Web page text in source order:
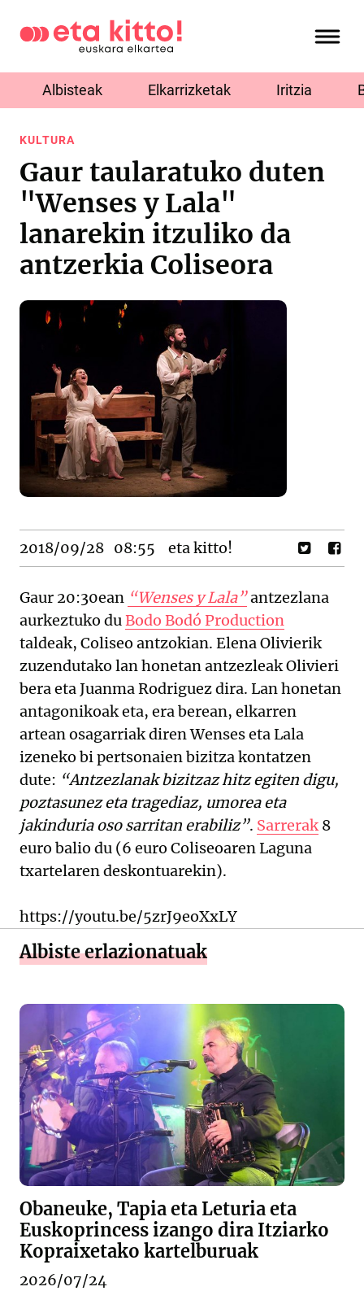
Albisteak Elkarrizketak Iritzia
KULTURA
Gaur taularatuko duten
"Wenses y Lala"
lanarekin itzuliko da
antzerkia Coliseora
2018/09/28 08:55 eta kitto!
Gaur 20:30ean “Wenses y Lala”antzezlana
aurkeztuko duBodo Bodó Production
taldeak, Coliseo antzokian. Elena Olivierik
zuzendutako lan honetan antzezleak Olivieri
bera eta Juanma Rodriguez dira. Lan honetan
antagonikoak eta, era berean, elkarren
artean osagarriak diren Wenses eta Lala
izeneko bi pertsonaien bizitza kontatzen
dute: “Antzezlanak bizitzaz hitz egiten digu,
poztasunez eta tragediaz, umorea eta
jakinduria oso sarritan erabiliz”. Sarrerak8
euro balio du (6 euro Coliseoaren Laguna
txartelaren deskontuarekin).
https://youtu.be/5zrJ9eoXxLY
Albiste erlazionatuak
Obaneuke, Tapia eta Leturia eta
Euskoprincess izango dira Itziarko
Kopraixetako kartelburuak
2026/07/24